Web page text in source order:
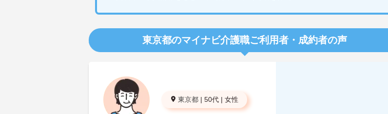
東京都のマイナビ介護職ご利用者・成約者の声
東京都 | 50代 | 女性